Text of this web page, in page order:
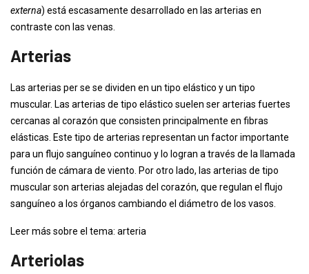
externa) está escasamente desarrollado en las arterias en
contraste con las venas.
Arterias
Las arterias per se se dividen en un tipo elástico y un tipo
muscular. Las arterias de tipo elástico suelen ser arterias fuertes
cercanas al corazón que consisten principalmente en fibras
elásticas. Este tipo de arterias representan un factor importante
para un flujo sanguíneo continuo y lo logran a través de la llamada
función de cámara de viento. Por otro lado, las arterias de tipo
muscular son arterias alejadas del corazón, que regulan el flujo
sanguíneo a los órganos cambiando el diámetro de los vasos.
Leer más sobre el tema: arteria
Arteriolas